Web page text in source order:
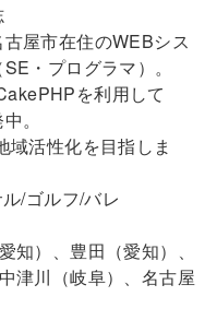
屋市在住のWEBシス
・プログラマ）。
を利用して
。
域活性化を目指しま
/ゴルフ/バレ
知）、豊田（愛知）、
津川（岐阜）、名古屋